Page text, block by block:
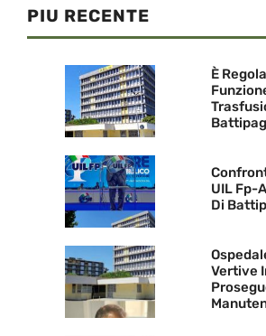
PIU RECENTE
È
UIL Fp-
Di
Vertive